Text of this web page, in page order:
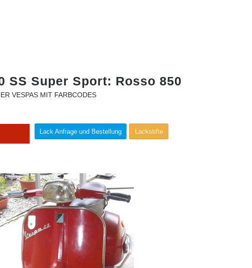
SS Super Sport: Rosso 850
VESPAS MIT FARBCODES
Lack Anfrage und Bestellung Lackstifte